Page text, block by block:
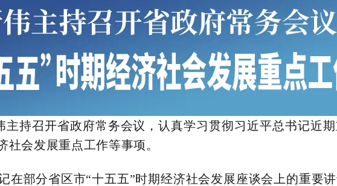
主持召开省政府常务会议，认真学习贯彻习近平总书记近
社会发展重点工作等事项。
在部分省区市“十五五”时期经济社会发展座谈会上的重要